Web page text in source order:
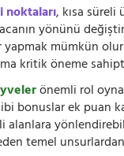
, kısa
yönünü
mümkün
kritik öneme
önemli rol
bonuslar ek puan
alanlara
temel